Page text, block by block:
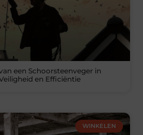
een Schoorsteenveger in
en Efficiëntie
WINKELEN